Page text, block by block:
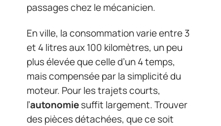
passages chez le mécanicien.
En ville, la consommation varie entre 3
et 4 litres aux 100 kilomètres, un peu
plus élevée que celle d’un 4 temps,
mais compensée par la simplicité du
moteur. Pour les trajets courts,
l’autonomiesuffit largement. Trouver
des pièces détachées, que ce soit